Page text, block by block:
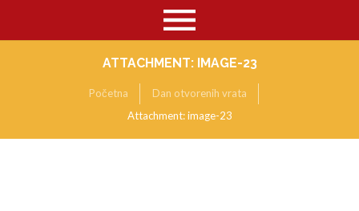
ATTACHMENT: IMAGE-23
Početna
Dan otvorenih vrata
Attachment: image-23